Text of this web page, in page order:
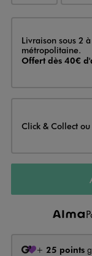
Livraison
Livraison sous 2
métropolitaine.
Offert dès 40€
Click & Collect
+ 25 points